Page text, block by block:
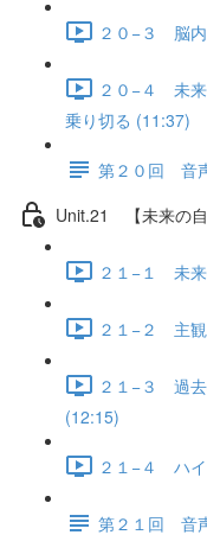
２０−３ 脳内
２０−４ 未来
乗り切る (11:37)
第２０回 音
Unit.21 【未来の自
２１−１ 未
２１−２ 主観
２１−３ 過去
(12:15)
２１−４ ハイ
第２１回 音